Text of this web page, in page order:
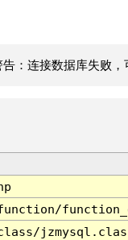
：连接数据库失败